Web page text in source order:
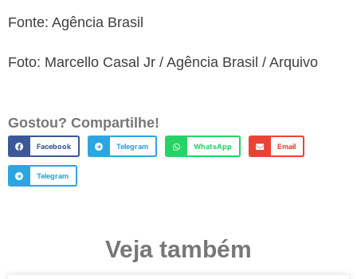
Fonte: Agência Brasil
Foto: Marcello Casal Jr / Agência Brasil / Arquivo
Gostou? Compartilhe!
Facebook Telegram WhatsApp Email
Telegram
Veja também